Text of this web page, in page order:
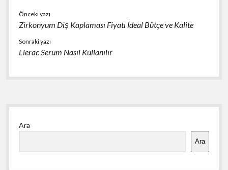
Önceki yazı
Zirkonyum Diş Kaplaması Fiyatı İdeal Bütçe ve Kalite
Sonraki yazı
Lierac Serum Nasıl Kullanılır
Yan
Menü
Ara
Ara